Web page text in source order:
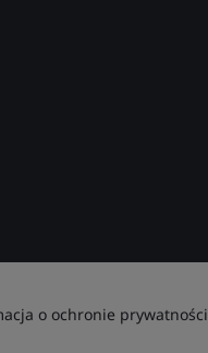
o ochronie prywatności